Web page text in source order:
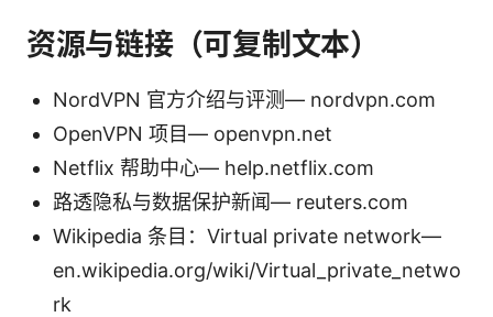
资源与链接（可复制文本）
NordVPN 官方介绍与评测— nordvpn.com
OpenVPN 项目— openvpn.net
Netflix 帮助中心— help.netflix.com
路透隐私与数据保护新闻— reuters.com
Wikipedia 条目：Virtual private network—
en.wikipedia.org/wiki/Virtual_private_netwo
rk